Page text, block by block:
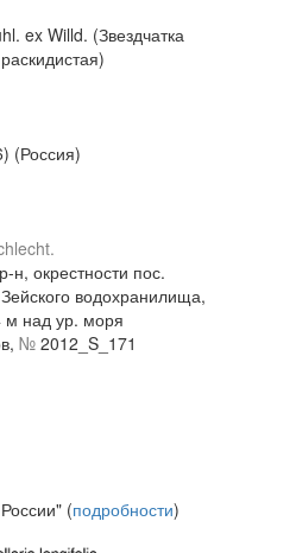
ex Willd. (Звездчатка
(Россия)
н, окрестности пос.
водохранилища,
м над ур. моря
№ 2012_S_171
(подробности)